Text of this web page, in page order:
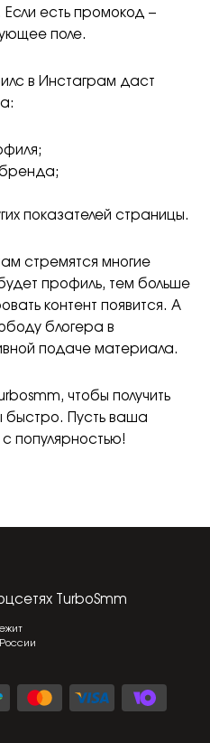
есть промокод –
поле.
в Инстаграм даст
бренда;
показателей страницы.
стремятся многие
профиль, тем больше
контент появится. А
блогера в
подаче материала.
чтобы получить
быстро. Пусть ваша
популярностью!
TurboSmm